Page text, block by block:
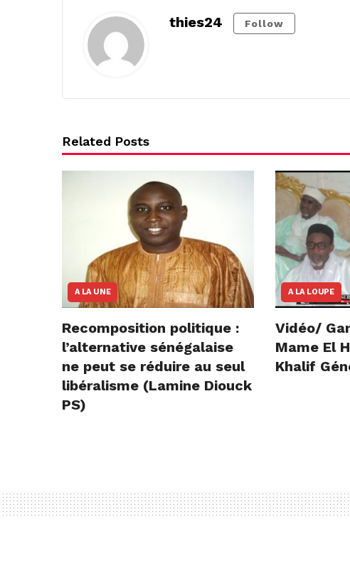
thies24 Follow
Related Posts
A LA UNE
Recomposition politique :
l’alternative sénégalaise
ne peut se réduire au seul
libéralisme (Lamine Diouck
PS)
A LA LOUPE
Vidéo/
Mame El
Khalif